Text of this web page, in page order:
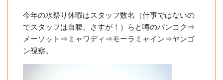
今年の水祭り休暇はスタッフ数名（仕事ではないの
でスタッフは自腹。さすが！）らと噂のバンコク⇒
メーソット⇒ミャワディ⇒モーラミャイン⇒ヤンゴ
ン視察。